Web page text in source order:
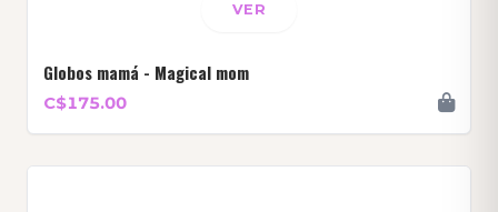
VER
Globos mamá - Magical mom
C$175.00